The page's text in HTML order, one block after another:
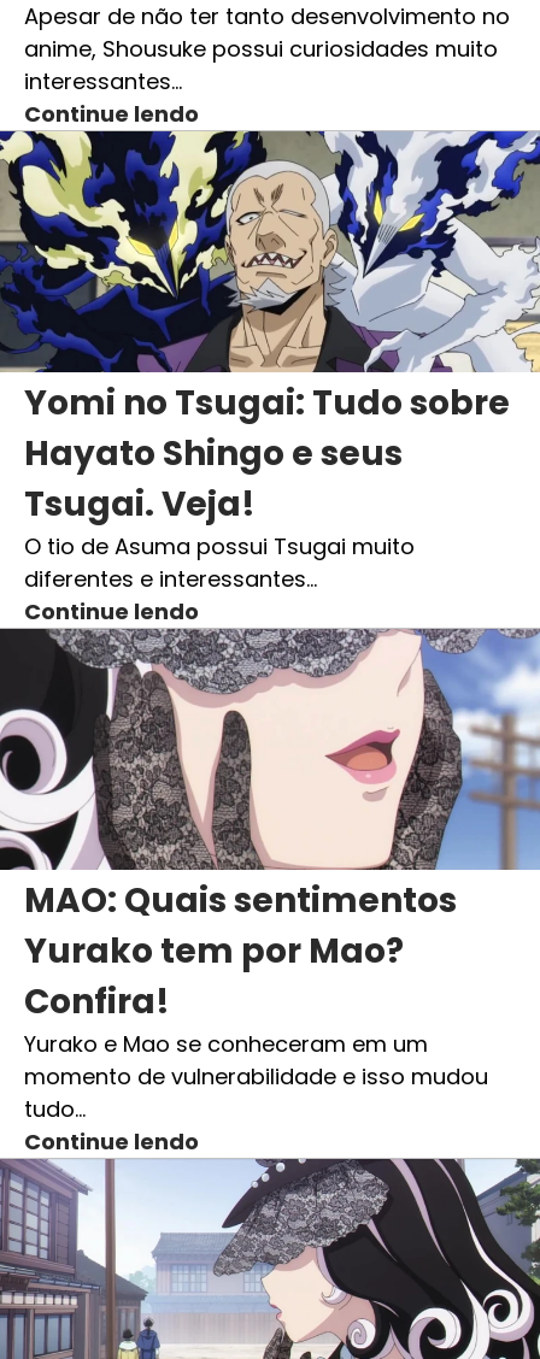
Apesar de não ter tanto desenvolvimento no
anime, Shousuke possui curiosidades muito
interessantes…
Continue lendo
Yomi no Tsugai: Tudo sobre
Hayato Shingo e seus
Tsugai. Veja!
O tio de Asuma possui Tsugai muito
diferentes e interessantes…
Continue lendo
MAO: Quais sentimentos
Yurako tem por Mao?
Confira!
Yurako e Mao se conheceram em um
momento de vulnerabilidade e isso mudou
tudo…
Continue lendo